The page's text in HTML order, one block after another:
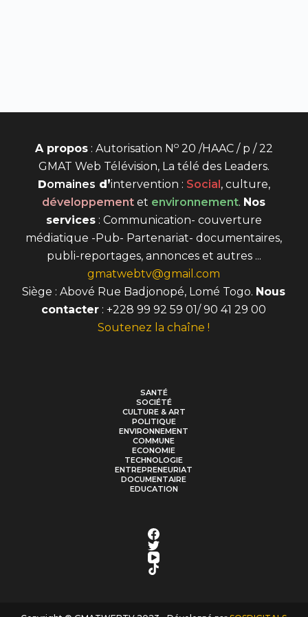
A propos: Autorisation N o20 /HAAC / p / 22
GMAT Web Télévision, La télé des Leaders.
Domaines d’intervention : Social , culture,
développement et environnement. Nos
services: Communication- couverture
médiatique -Pub- Partenariat- documentaires,
publi-reportages, annonces et autres ...
gmatwebtv@gmail.com
Siège : Abové Rue Badjonopé, Lomé Togo. Nous
contacter : +228 99 92 59 01/ 90 41 29 00
Soutenez la chaîne !
SANTÉ
SOCIÉTÉ
CULTURE & ART
POLITIQUE
ENVIRONNEMENT
COMMUNE
ECONOMIE
TECHNOLOGIE
ENTREPRENEURIAT
DOCUMENTAIRE
EDUCATION